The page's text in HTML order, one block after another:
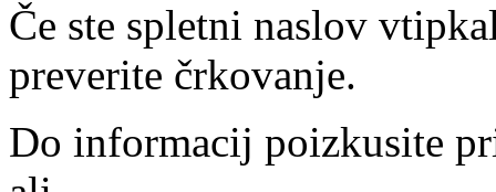
Če ste spletni naslov
preverite črkovanje.
Do informacij poizkusite